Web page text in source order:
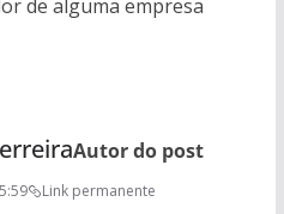
de alguma empresa
Autor do post
Link permanente